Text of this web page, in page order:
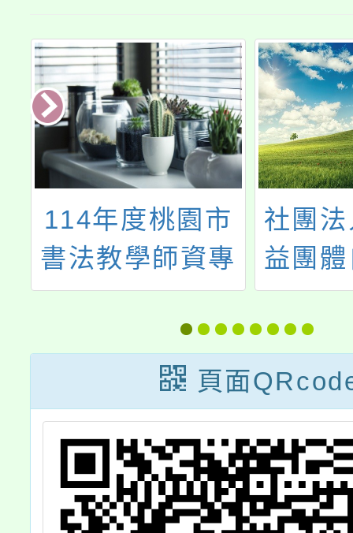
114年度桃園市
書法教學師資專
業成長課程計畫
社團
益團
辦理
金融
師研
頁面